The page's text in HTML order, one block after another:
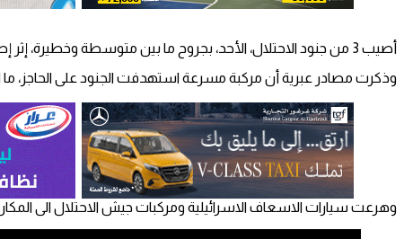
أصيب 3 من جنود الاحتلال، الأحد، بجروح ما بين متوسطة وخطيرة، إثر إطلاق النار عليهم على حاجز زعترة جنوب نابلس، من قبل مركبة مسرعة.
وذكرت مصادر عبرية أن مركبة مسرعة استهدفت الجنود على الحاجز، ما
وهرعت سيارات الاسعاف الاسرائيلية ومركبات جيش الاحتلال الى